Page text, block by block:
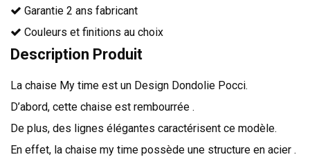
MIROIRS
PETITS MEUBLES
AMÉNAGEMENTS SUR MESURE
CONTEMPORAIN
AUTHENTIQUE
Garantie 2 ans fabricant
Couleurs et finitions au choix
Description Produit
La chaise My time est un Design Dondolie Pocci.
D’abord, cette chaise est rembourrée .
De plus, des lignes élégantes caractérisent ce modèle.
En effet, la chaise my time possède une structure en acier .